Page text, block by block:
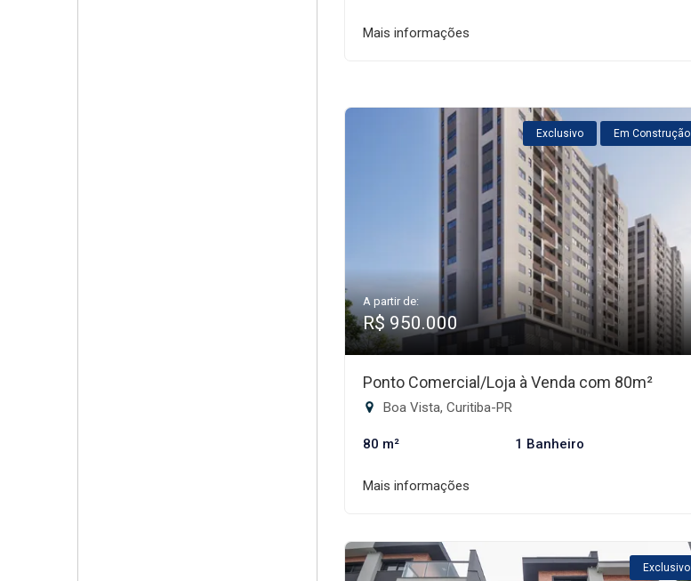
Mais informações
Exclusivo Em Construção
A partir de:
R$ 950.000
Ponto Comercial/Loja à Venda com 80m²
Boa Vista, Curitiba-PR
80 m² 1 Banheiro
Mais informações
Exclusivo